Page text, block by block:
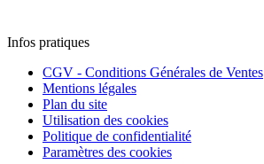
Infos pratiques
CGV - Conditions Générales de Ventes
Mentions légales
Plan du site
Utilisation des cookies
Politique de confidentialité
Paramètres des cookies